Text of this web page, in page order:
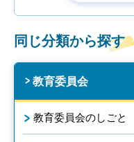
同じ分類から探す
教育委員会
教育委員会のしごと